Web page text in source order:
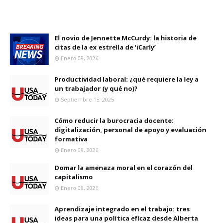
El novio de Jennette McCurdy: la historia de
citas de la ex estrella de ‘iCarly’
Enero 08, 2026
Productividad laboral: ¿qué requiere la ley a
un trabajador (y qué no)?
Septiembre 15, 2025
Cómo reducir la burocracia docente:
digitalización, personal de apoyo y evaluación
formativa
Enero 08, 2026
Domar la amenaza moral en el corazón del
capitalismo
Enero 08, 2026
Aprendizaje integrado en el trabajo: tres
ideas para una política eficaz desde Alberta